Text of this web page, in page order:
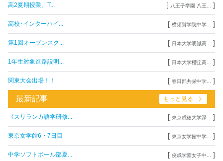
高2夏期授業、T... [ 八王子学園 八王... ]
高校･インターハイ... [ 横須賀学院中学... ]
第1回オープンスク... [ 日本大学明誠高... ]
1年生対象進路説明... [ 日本大学櫻丘高... ]
関東大会出場！！ [ 春日部共栄中学... ]
最新記事 もっと見る
《スリランカ語学研修... [ 東京成徳大学深... ]
東京女学館6・7日目 [ 東京女学館中学... ]
中学ソフトボール部夏... [ 佼成学園女子中... ]